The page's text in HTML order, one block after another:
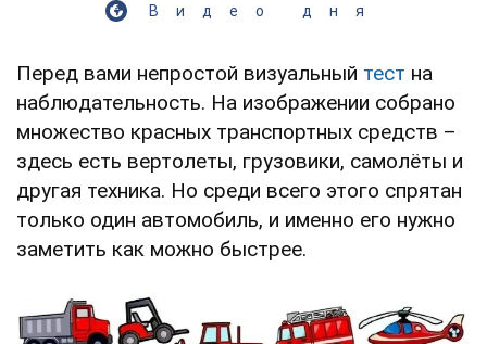
Видео дня
Перед вами непростой визуальный тест на
наблюдательность. На изображении собрано
множество красных транспортных средств –
здесь есть вертолеты, грузовики, самолёты и
другая техника. Но среди всего этого спрятан
только один автомобиль, и именно его нужно
заметить как можно быстрее.